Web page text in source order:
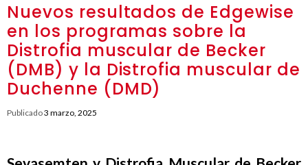
Nuevos resultados de Edgewise
en los programas sobre la
Distrofia muscular de Becker
(DMB) y la Distrofia muscular de
Duchenne (DMD)
Publicado3 marzo, 2025